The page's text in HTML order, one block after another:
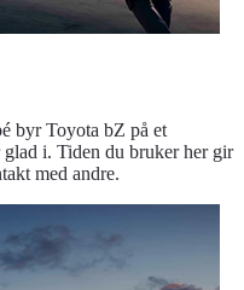
byr Toyota bZ på et
i. Tiden du bruker her gir
med andre.